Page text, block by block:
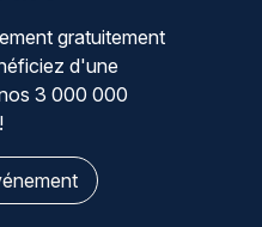
gratuitement
d'une
3 000 000